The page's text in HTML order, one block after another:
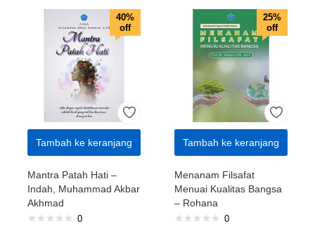
40%
off
Tambah ke keranjang
Mantra Patah Hati –
Indah, Muhammad Akbar
Akhmad
0
25%
off
Tambah ke keranjang
Menanam Filsafat
Menuai Kualitas Bangsa
– Rohana
0